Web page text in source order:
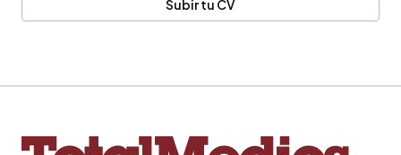
Subir tu CV